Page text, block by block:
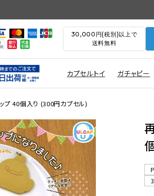
30,000円(税別)以上で
送料無料
カプセルトイ ガチャピー
プ 40個入り (300円カプセル)